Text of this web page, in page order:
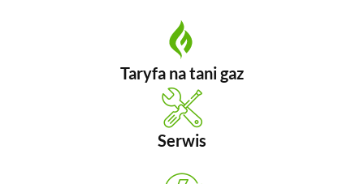
Taryfa na tani gaz
Serwis